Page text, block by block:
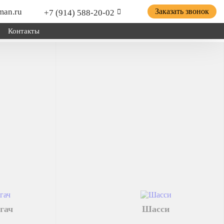
+7 (914) 588-20-02 Заказать звонок
Контакты
техники грузов и оборудования; для установки
Шасси